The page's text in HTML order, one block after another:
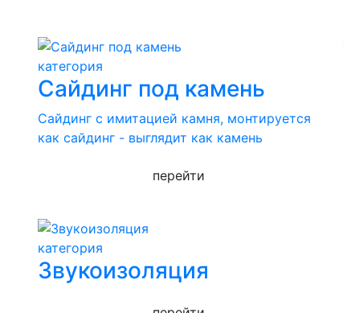
категория
Сайдинг под камень
Сайдинг с имитацией камня, монтируется
как сайдинг - выглядит как камень
перейти
категория
Звукоизоляция